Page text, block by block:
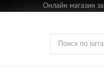
Онлайн магазин